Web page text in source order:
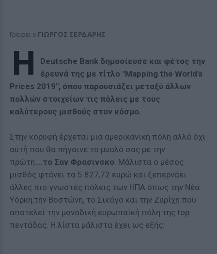
Γράφει ο ΓΙΩΡΓΟΣ ΣΕΡΔΑΡΗΣ
H
Deutsche Bank δημοσίευσε και φέτος την
έρευνά της με τίτλο "Mapping the World's
Prices 2019", όπου παρουσιάζει μεταξύ άλλων
πολλών στοιχείων τις πόλεις με τους
καλύτερους μισθούς στον κόσμο.
Στην κορυφή έρχεται μια αμερικανική πόλη αλλά όχι
αυτή που θα πήγαινε το μυαλό σας με την
πρώτη....το Σαν Φρασινσκο. Μάλιστα ο μέσος
μισθός φτάνει τα 5.827,72 ευρώ και ξεπερνάει
άλλες πιο γνωστές πόλεις των ΗΠΑ όπως την Νέα
Υόρκη,την Βοστώνη, το Σικάγο και την Ζυρίχη που
αποτελεί την μοναδική ευρωπαϊκή πόλη της top
πεντάδας. Η λίστα μάλιστα έχει ως εξής: